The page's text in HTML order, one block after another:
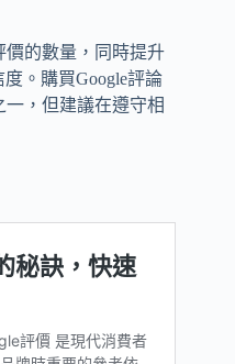
價的數量，同時提升
。購買Google評論
，但建議在遵守相